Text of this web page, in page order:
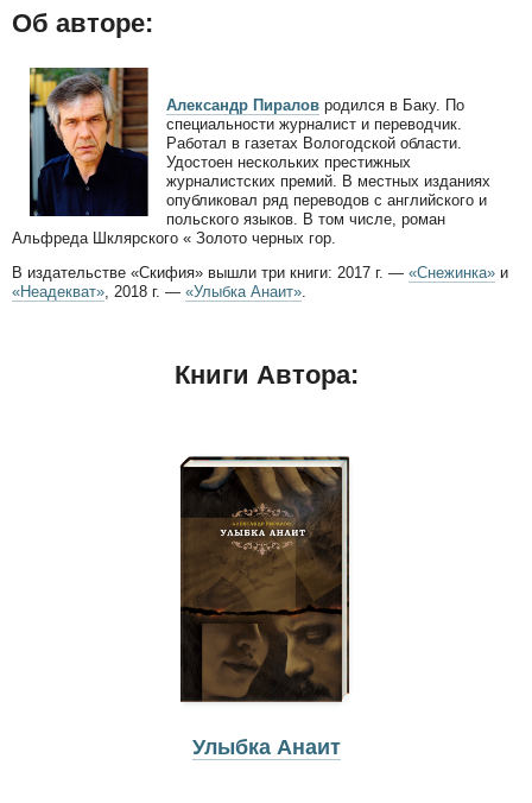
Об авторе:
Александр Пиралов родился в Баку. По
специальности журналист и переводчик.
Работал в газетах Вологодской области.
Удостоен нескольких престижных
журналистских премий. В местных изданиях
опубликовал ряд переводов с английского и
польского языков. В том числе, роман
Альфреда Шклярского « Золото черных гор.
В издательстве «Скифия» вышли три книги: 2017 г. — «Снежинка» и
«Неадекват», 2018 г. — «Улыбка Анаит».
Книги Автора:
Улыбка Анаит